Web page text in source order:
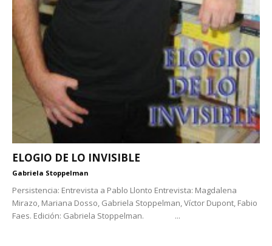
ELOGIO DE LO INVISIBLE
Gabriela Stoppelman
Persistencia: Entrevista a Pablo Llonto Entrevista: Magdalena
Mirazo, Mariana Dosso, Gabriela Stoppelman, Víctor Dupont, Fabio
Faes. Edición: Gabriela Stoppelman. ...